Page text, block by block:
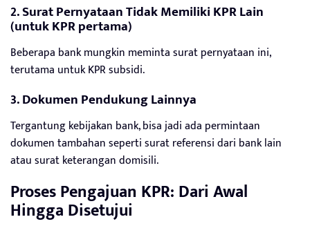
2. Surat Pernyataan Tidak Memiliki KPR Lain
(untuk KPR pertama)
Beberapa bank mungkin meminta surat pernyataan ini,
terutama untuk KPR subsidi.
3. Dokumen Pendukung Lainnya
Tergantung kebijakan bank, bisa jadi ada permintaan
dokumen tambahan seperti surat referensi dari bank lain
atau surat keterangan domisili.
Proses Pengajuan KPR: Dari Awal
Hingga Disetujui